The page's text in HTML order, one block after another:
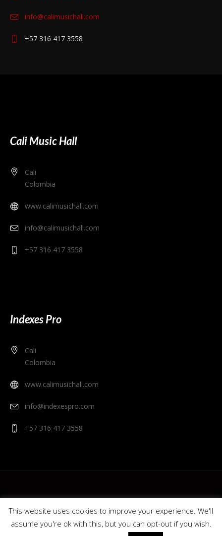
info@calimusichall.com
+57 316 417 3558
Cali Music Hall
Cali
Colombia
www.calimusichall.com
info@calimusichall.com
+57 316 417 3558
Indexes Pro
Cali
Colombia
www.calimusichall.com
info@indexespro.com
+57 316 417 3558
© 2020 Cali Music Hall - Indexes Pro. Colombia.
This website uses cookies to improve your experience. We'll
assume you're ok with this, but you can opt-out if you wish.